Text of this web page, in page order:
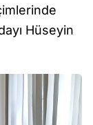
Hüseyin